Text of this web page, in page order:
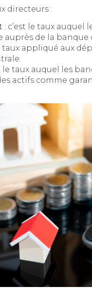
directeurs :
: c’est le taux
de la banque
taux appliqué aux
le taux auquel les
actifs comme